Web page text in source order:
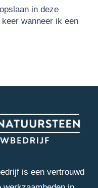
in deze
wanneer ik een
is een vertrouwd